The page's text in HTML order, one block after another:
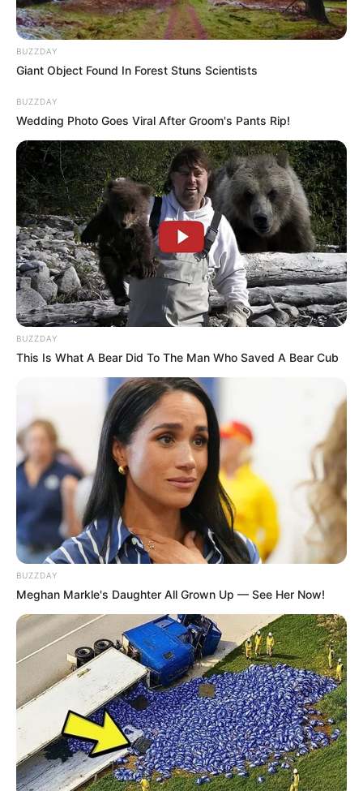
В Ужгороді на хабарі 2000 $ затримали офіцера
101- бригади ТРО, роти логістики, Юрія Примича.
BUZZDAY
Giant Object Found In Forest Stuns Scientists
BUZZDAY
Wedding Photo Goes Viral After Groom's Pants Rip!
BUZZDAY
This Is What A Bear Did To The Man Who Saved A Bear Cub
BUZZDAY
Meghan Markle's Daughter All Grown Up — See Her Now!